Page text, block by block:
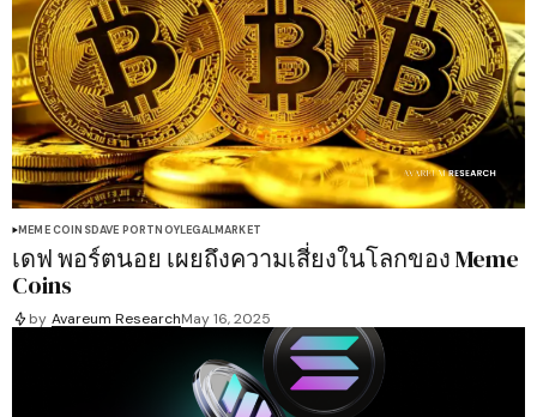
MEME COINSDAVE PORTNOYLEGALMARKET
เดฟ พอร์ตนอย เผยถึงความเสี่ยงในโลกของ Meme
Coins
by Avareum ResearchMay 16, 2025